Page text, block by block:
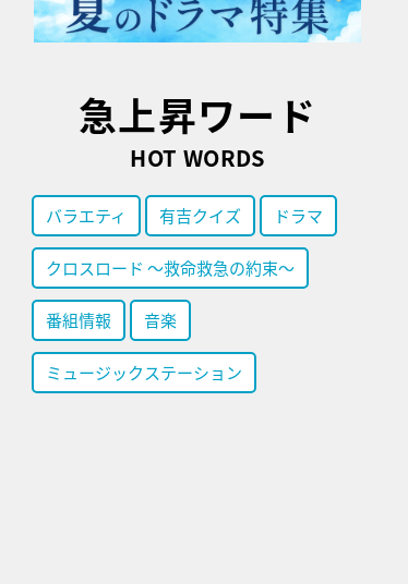
急上昇ワード
HOT WORDS
バラエティ 有吉クイズ ドラマ
クロスロード ～救命救急の約束～
番組情報 音楽
ミュージックステーション